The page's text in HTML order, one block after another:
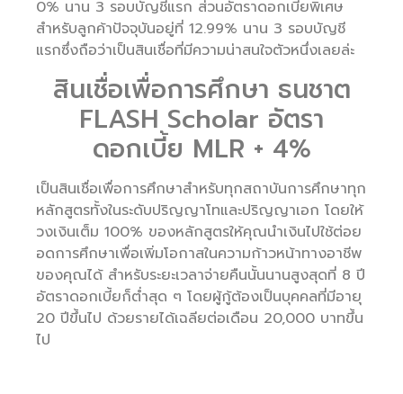
0% นาน 3 รอบบัญชีแรก ส่วนอัตราดอกเบี้ยพิเศษ
สำหรับลูกค้าปัจจุบันอยู่ที่ 12.99% นาน 3 รอบบัญชี
แรกซึ่งถือว่าเป็นสินเชื่อที่มีความน่าสนใจตัวหนึ่งเลยล่ะ
สินเชื่อเพื่อการศึกษา ธนชาต
FLASH Scholar อัตรา
ดอกเบี้ย MLR + 4%
เป็นสินเชื่อเพื่อการศึกษาสำหรับทุกสถาบันการศึกษาทุก
หลักสูตรทั้งในระดับปริญญาโทและปริญญาเอก โดยให้
วงเงินเต็ม 100% ของหลักสูตรให้คุณนำเงินไปใช้ต่อย
อดการศึกษาเพื่อเพิ่มโอกาสในความก้าวหน้าทางอาชีพ
ของคุณได้ สำหรับระยะเวลาจ่ายคืนนั้นนานสูงสุดที่ 8 ปี
อัตราดอกเบี้ยก็ต่ำสุด ๆ โดยผู้กู้ต้องเป็นบุคคลที่มีอายุ
20 ปีขึ้นไป ด้วยรายได้เฉลียต่อเดือน 20,000 บาทขึ้น
ไป